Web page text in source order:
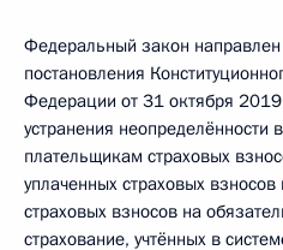
Федеральный закон
постановления
Федерации от 31 октября
устранения неопределённости
плательщикам страховых
уплаченных страховых
страховых взносов на
страхование, учтённых в